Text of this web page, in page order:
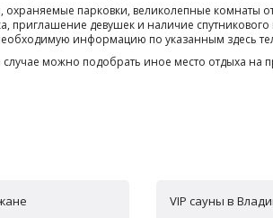
парковки, великолепные комнаты
приглашение девушек и наличие
информацию по указанным здесь
можно подобрать иное место отдыха
VIP сауны в